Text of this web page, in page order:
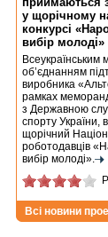
у щорічному
конкурсі
вибір молоді»
Всеукраїнським
об’єднанням
виробника
рамках
з Державною
спорту України,
щорічний
роботодавців
вибір молоді».
Всі новини